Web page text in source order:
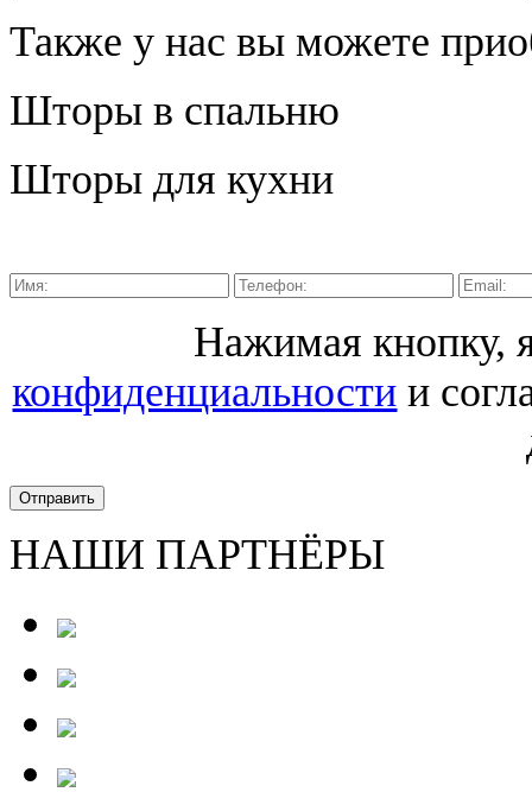
Также у нас вы можете
Шторы в спальню
Шторы для кухни
Нажимая кнопку,
конфиденциальности и
Отправить
НАШИ ПАРТНЁРЫ